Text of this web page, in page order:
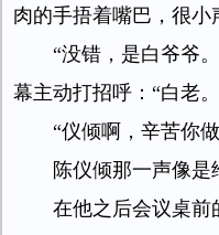
肉的手捂着嘴巴，很小
“没错，是白爷爷
幕主动打招呼：“白老
“仪倾啊，辛苦你
陈仪倾那一声像是
在他之后会议桌前